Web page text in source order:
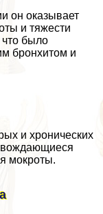
он оказывает
и тяжести
было
бронхитом и
и хронических
мокроты.